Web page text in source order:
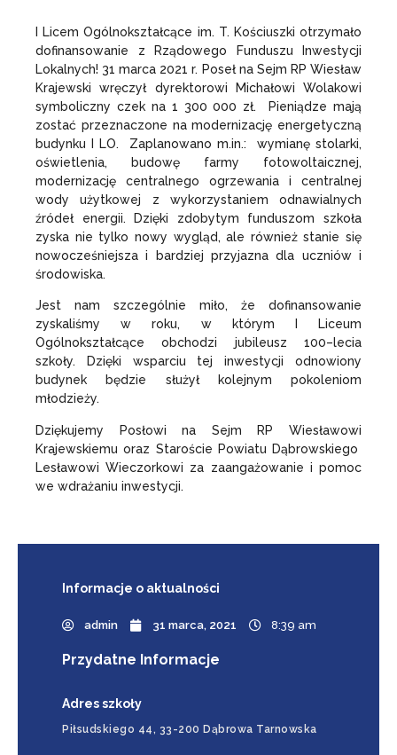
I Licem Ogólnokształcące im. T. Kościuszki otrzymało
dofinansowanie z Rządowego Funduszu Inwestycji
Lokalnych! 31 marca 2021 r. Poseł na Sejm RP Wiesław
Krajewski wręczył dyrektorowi Michałowi Wolakowi
symboliczny czek na 1 300 000 zł. Pieniądze mają
zostać przeznaczone na modernizację energetyczną
budynku I LO. Zaplanowano m.in.: wymianę stolarki,
oświetlenia, budowę farmy fotowoltaicznej,
modernizację centralnego ogrzewania i centralnej
wody użytkowej z wykorzystaniem odnawialnych
źródeł energii. Dzięki zdobytym funduszom szkoła
zyska nie tylko nowy wygląd, ale również stanie się
nowocześniejsza i bardziej przyjazna dla uczniów i
środowiska.
Jest nam szczególnie miło, że dofinansowanie
zyskaliśmy w roku, w którym I Liceum
Ogólnokształcące obchodzi jubileusz 100–lecia
szkoły. Dzięki wsparciu tej inwestycji odnowiony
budynek będzie służył kolejnym pokoleniom
młodzieży.
Dziękujemy Posłowi na Sejm RP Wiesławowi
Krajewskiemu oraz Staroście Powiatu Dąbrowskiego
Lesławowi Wieczorkowi za zaangażowanie i pomoc
we wdrażaniu inwestycji.
Informacje o aktualności
admin 31 marca, 2021 8:39 am
Przydatne Informacje
Adres szkoły
Piłsudskiego 44, 33-200 Dąbrowa Tarnowska